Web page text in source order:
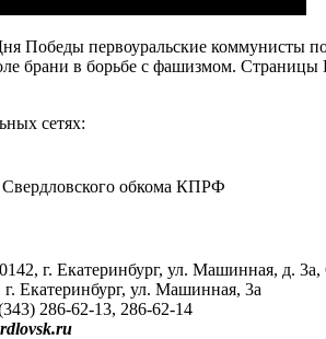
Победы первоуральские коммунисты
брани в борьбе с фашизмом. Страницы
сетях:
Свердловского обкома КПРФ
г. Екатеринбург, ул. Машинная, д.
г. Екатеринбург, ул. Машинная, 3а
286-62-13, 286-62-14